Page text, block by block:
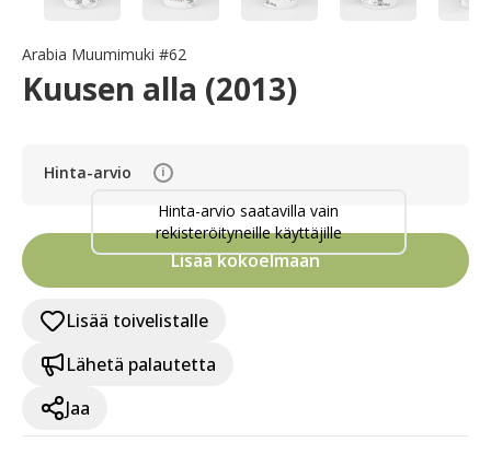
Arabia Muumimuki #62
Kuusen alla (2013)
Hinta-arvio i
Hinta-arvio saatavilla vain
rekisteröityneille käyttäjille
Lisää kokoelmaan
Lisää toivelistalle
Lähetä palautetta
Jaa